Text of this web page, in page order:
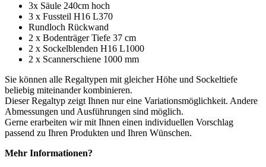
3x Säule 240cm hoch
3 x Fussteil H16 L370
Rundloch Rückwand
2 x Bodenträger Tiefe 37 cm
2 x Sockelblenden H16 L1000
2 x Scannerschiene 1000 mm
Sie können alle Regaltypen mit gleicher Höhe und Sockeltiefe
beliebig miteinander kombinieren.
Dieser Regaltyp zeigt Ihnen nur eine Variationsmöglichkeit. Andere
Abmessungen und Ausführungen sind möglich.
Gerne erarbeiten wir mit Ihnen einen individuellen Vorschlag
passend zu Ihren Produkten und Ihren Wünschen.
Mehr Informationen?